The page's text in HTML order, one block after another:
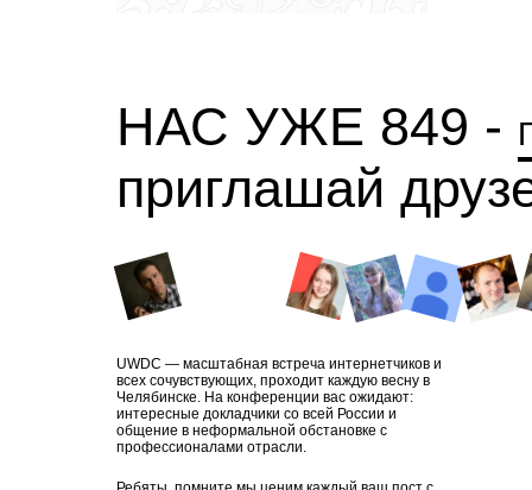
НАС УЖЕ 849 -
приглашай
UWDC — масштабная встреча интернетчиков и
всех сочувствующих, проходит каждую весну в
Челябинске. На конференции вас ожидают:
интересные докладчики со всей России и
общение в неформальной обстановке с
профессионалами отрасли.